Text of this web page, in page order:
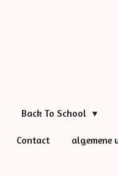
Back To School
Contact algemene